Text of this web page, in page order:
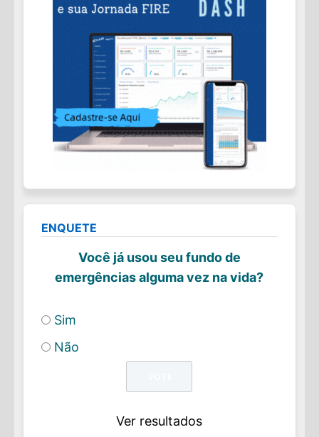
ENQUETE
Você já usou seu fundo de
emergências alguma vez na vida?
Sim
Não
Ver resultados